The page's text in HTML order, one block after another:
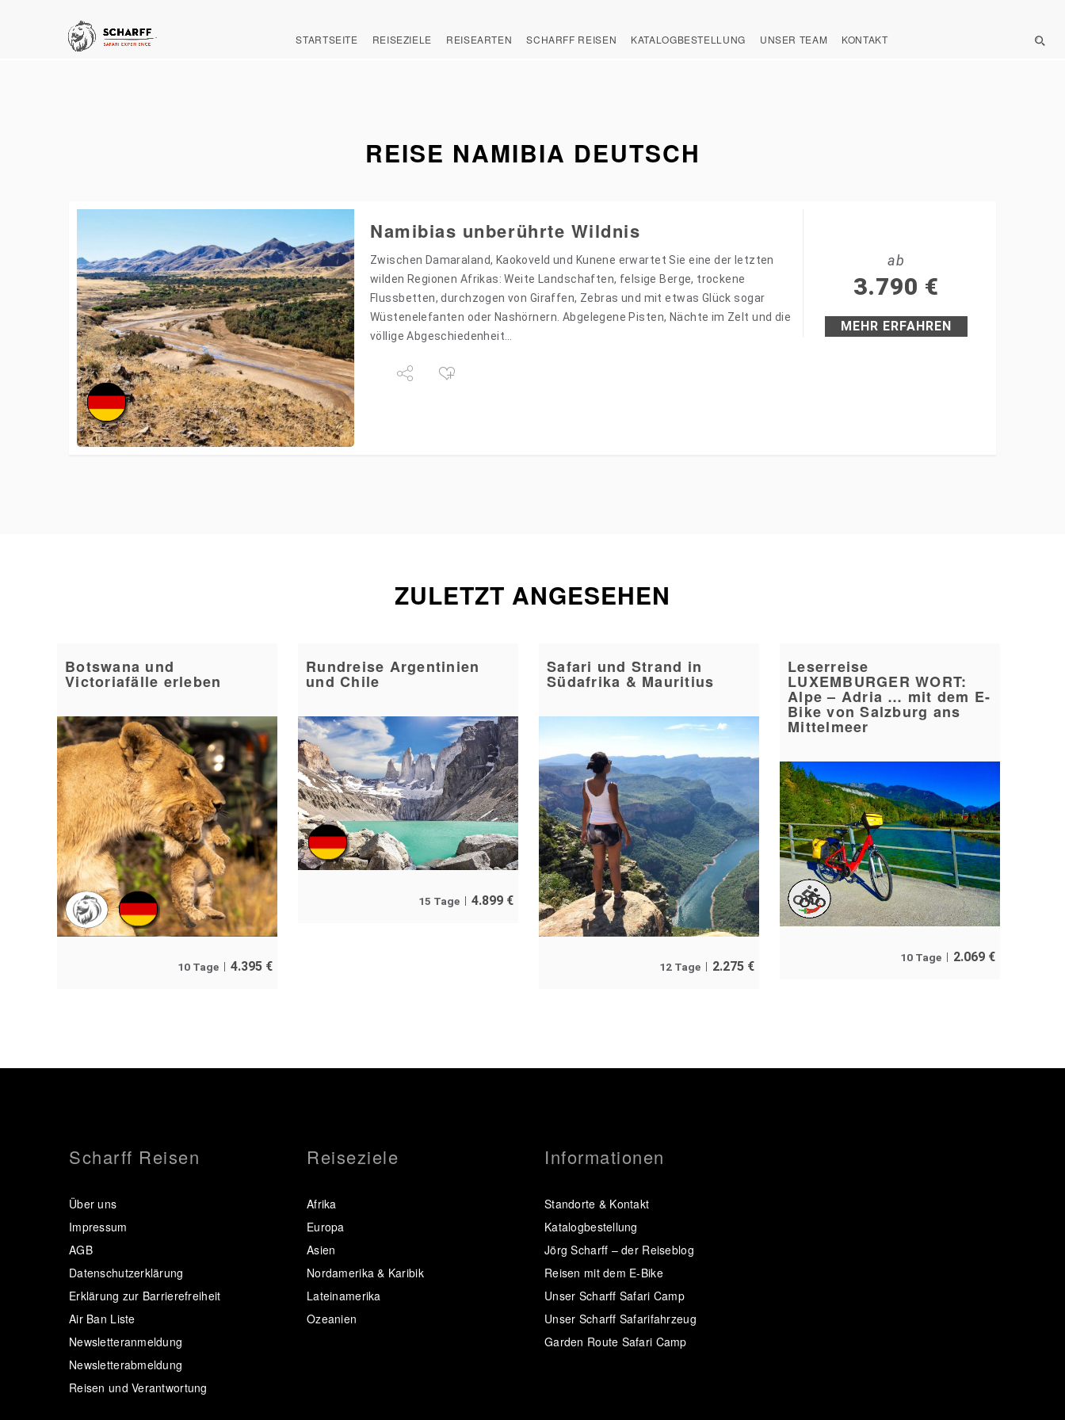
STARTSEITE REISEZIELE REISEARTEN SCHARFF REISEN KATALOGBESTELLUNG UNSER TEAM KONTAKT
REISE NAMIBIA DEUTSCH
Namibias unberührte Wildnis
Zwischen Damaraland, Kaokoveld und Kunene erwartet Sie eine der letzten
wilden Regionen Afrikas: Weite Landschaften, felsige Berge, trockene
Flussbetten, durchzogen von Giraffen, Zebras und mit etwas Glück sogar
Wüstenelefanten oder Nashörnern. Abgelegene Pisten, Nächte im Zelt und die
völlige Abgeschiedenheit…
ab
3.790 €
MEHR ERFAHREN
ZULETZT ANGESEHEN
Botswana und
Victoriafälle erleben
10 Tage 4.395 €
Rundreise Argentinien
und Chile
15 Tage 4.899 €
Safari und Strand in
Südafrika & Mauritius
12 Tage 2.275 €
Leserreise
LUXEMBURGER WORT:
Alpe – Adria … mit dem E-
Bike von Salzburg ans
Mittelmeer
10 Tage 2.069 €
Scharff Reisen
Über uns
Impressum
AGB
Datenschutzerklärung
Erklärung zur Barrierefreiheit
Air Ban Liste
Newsletteranmeldung
Newsletterabmeldung
Reisen und Verantwortung
Reiseziele
Afrika
Europa
Asien
Nordamerika & Karibik
Lateinamerika
Ozeanien
Informationen
Standorte & Kontakt
Katalogbestellung
Jörg Scharff – der Reiseblog
Reisen mit dem E-Bike
Unser Scharff Safari Camp
Unser Scharff Safarifahrzeug
Garden Route Safari Camp